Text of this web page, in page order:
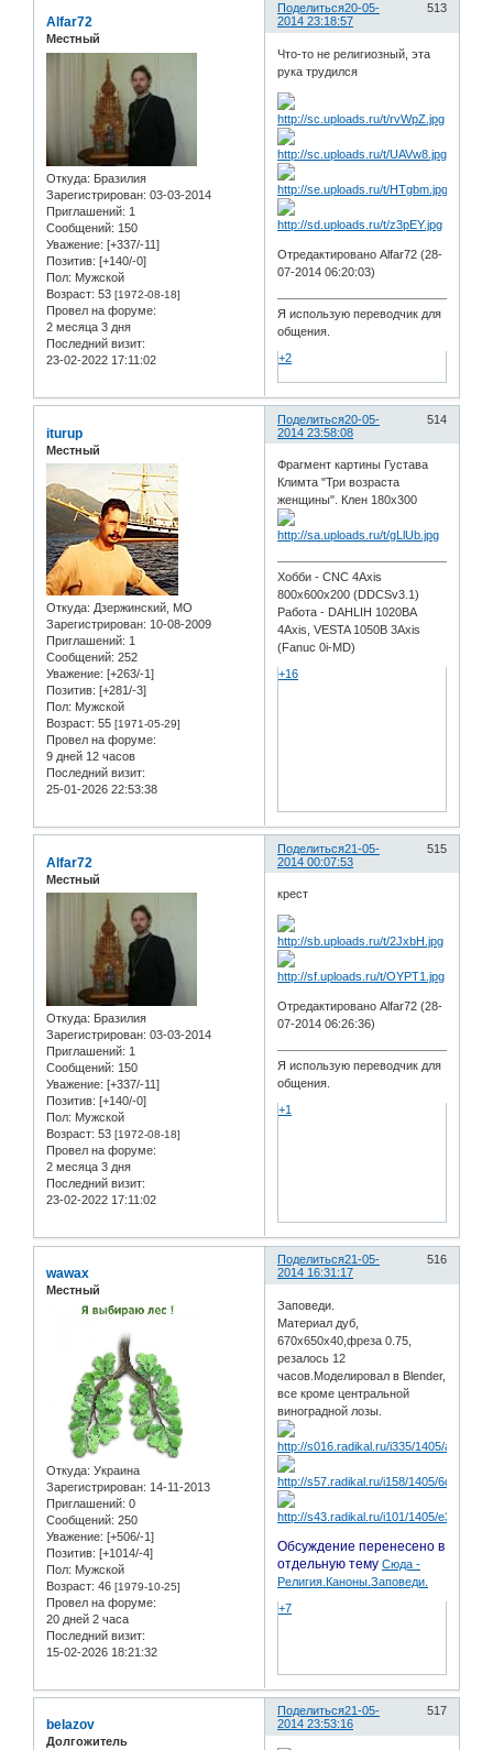
Поделиться 513
20-05-
2014 23:18:57
Alfar72
Местный
Откуда: Бразилия
Зарегистрирован: 03-03-2014
Приглашений: 1
Сообщений: 150
Уважение: [+337/-11]
Позитив: [+140/-0]
Пол: Мужской
Возраст: 53 [1972-08-18]
Провел на форуме:
2 месяца 3 дня
Последний визит:
23-02-2022 17:11:02
Что-то не религиозный, эта
рука трудился
Отредактировано Alfar72 (28-
07-2014 06:20:03)
Я использую переводчик для
общения.
+2
Поделиться 514
20-05-
2014 23:58:08
iturup
Местный
Откуда: Дзержинский, МО
Зарегистрирован: 10-08-2009
Приглашений: 1
Сообщений: 252
Уважение: [+263/-1]
Позитив: [+281/-3]
Пол: Мужской
Возраст: 55 [1971-05-29]
Провел на форуме:
9 дней 12 часов
Последний визит:
25-01-2026 22:53:38
Фрагмент картины Густава
Климта "Три возраста
женщины". Клен 180х300
Хобби - CNC 4Axis
800x600x200 (DDCSv3.1)
Работа - DAHLIH 1020BA
4Axis, VESTA 1050B 3Axis
(Fanuc 0i-MD)
+16
Поделиться 515
21-05-
2014 00:07:53
Alfar72
Местный
Откуда: Бразилия
Зарегистрирован: 03-03-2014
Приглашений: 1
Сообщений: 150
Уважение: [+337/-11]
Позитив: [+140/-0]
Пол: Мужской
Возраст: 53 [1972-08-18]
Провел на форуме:
2 месяца 3 дня
Последний визит:
23-02-2022 17:11:02
крест
Отредактировано Alfar72 (28-
07-2014 06:26:36)
Я использую переводчик для
общения.
+1
Поделиться 516
21-05-
2014 16:31:17
wawax
Местный
Откуда: Украина
Зарегистрирован: 14-11-2013
Приглашений: 0
Сообщений: 250
Уважение: [+506/-1]
Позитив: [+1014/-4]
Пол: Мужской
Возраст: 46 [1979-10-25]
Провел на форуме:
20 дней 2 часа
Последний визит:
15-02-2026 18:21:32
Заповеди.
Материал дуб,
670х650х40,фреза 0.75,
резалось 12
часов.Моделировал в Blender,
все кроме центральной
виноградной лозы.
Обсуждение перенесено в
отдельную темуСюда -
Религия.Каноны.Заповеди.
+7
Поделиться 517
21-05-
2014 23:53:16
belazov
Долгожитель